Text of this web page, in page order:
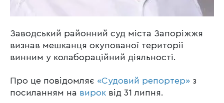
Заводський районний суд міста Запоріжжя
визнав мешканця окупованої території
винним у колабораційний діяльності.
Про це повідомляє «Судовий репортер» з
посиланням на вирок від 31 липня.